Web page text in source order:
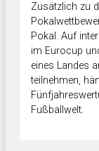
Zusätzlich zu
Pokal. Auf
im Eurocup
eines Landes
teilnehmen,
Fußballwelt.